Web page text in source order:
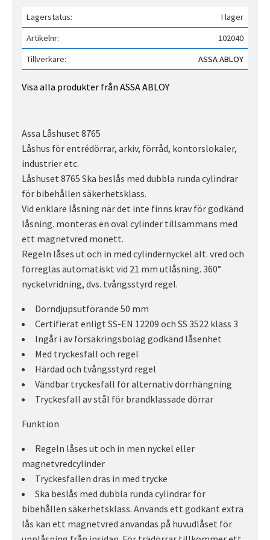
Lagerstatus
I lager
Artikelnr
102040
Tillverkare
ASSA ABLOY
Visa alla produkter från ASSA ABLOY
Assa Låshuset 8765
Låshus för entrédörrar, arkiv, förråd, kontorslokaler,
industrier etc.
Låshuset 8765 Ska beslås med dubbla runda cylindrar
för bibehållen säkerhetsklass.
Vid enklare låsning när det inte finns krav för godkänd
låsning. monteras en oval cylinder tillsammans med
ett magnetvred monett.
Regeln låses ut och in med cylindernyckel alt. vred och
förreglas automatiskt vid 21 mm utlåsning. 360°
nyckelvridning, dvs. tvångsstyrd regel.
Dorndjupsutförande 50 mm
Certifierat enligt SS-EN 12209 och SS 3522 klass 3
Ingår i av försäkringsbolag godkänd låsenhet
Med tryckesfall och regel
Härdad och tvångsstyrd regel
Vändbar tryckesfall för alternativ dörrhängning
Tryckesfall av stål för brandklassade dörrar
Funktion
Regeln låses ut och in men nyckel eller
magnetvredcylinder
Tryckesfallen dras in med trycke
Ska beslås med dubbla runda cylindrar för
bibehållen säkerhetsklass. Används ett godkänt extra
lås kan ett magnetvred användas på huvudlåset för